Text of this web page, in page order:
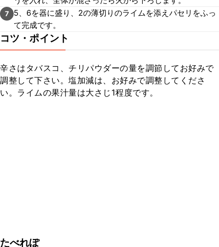
7
5、6を器に盛り、2の薄切りのライムを添えパセリをふっ
て完成です。
コツ・ポイント
辛さはタバスコ、チリパウダーの量を調節してお好みで
調整して下さい。塩加減は、お好みで調整してくださ
い。ライムの果汁量は大さじ1程度です。
たべれぽ